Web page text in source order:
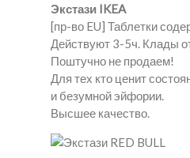
Экстази IKEA
[пр-во EU] Таблетки
Действуют 3-5ч. Клады
Поштучно не продаем!
Для тех кто ценит
и безумной эйфории.
Высшее качество.